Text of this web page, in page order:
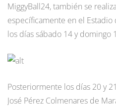
MiggyBall24, también se
específicamente en el Estadio
los días sábado 14 y domingo
Posteriormente los días 20 y
José Pérez Colmenares de